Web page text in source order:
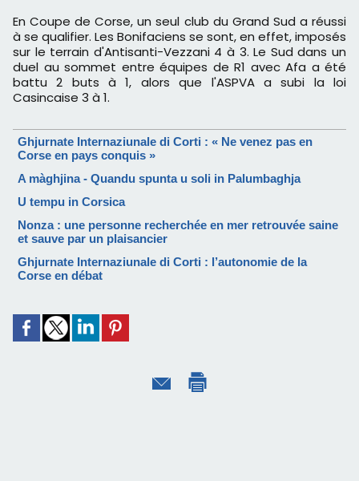
En Coupe de Corse, un seul club du Grand Sud a réussi
à se qualifier. Les Bonifaciens se sont, en effet, imposés
sur le terrain d'Antisanti-Vezzani 4 à 3. Le Sud dans un
duel au sommet entre équipes de R1 avec Afa a été
battu 2 buts à 1, alors que l'ASPVA a subi la loi
Casincaise 3 à 1.
Ghjurnate Internaziunale di Corti : « Ne venez pas en
Corse en pays conquis »
A màghjina - Quandu spunta u soli in Palumbaghja
U tempu in Corsica
Nonza : une personne recherchée en mer retrouvée saine
et sauve par un plaisancier
Ghjurnate Internaziunale di Corti : l’autonomie de la
Corse en débat